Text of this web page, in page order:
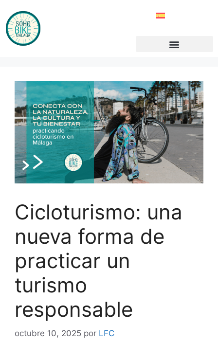
Cicloturismo: una
nueva forma de
practicar un
turismo
responsable
octubre 10, 2025 por LFC